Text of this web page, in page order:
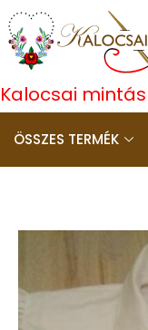
Kalocsai
ÖSSZES TERMÉK